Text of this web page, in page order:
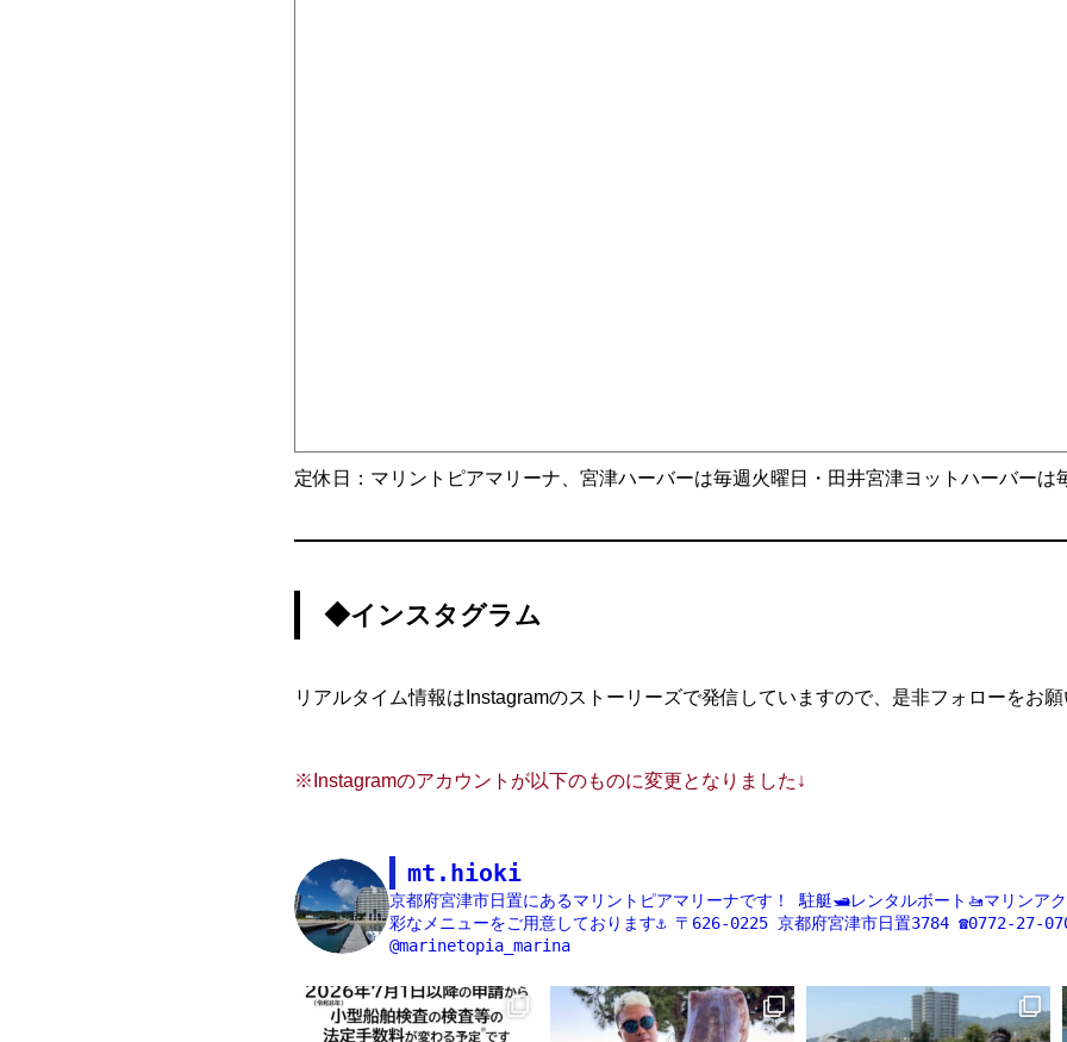
定休日：マリントピアマリーナ、宮津ハーバーは毎週火曜日・田井宮津ヨットハーバーは
◆インスタグラム
リアルタイム情報はInstagramのストーリーズで発信していますので、是非フォローをお願
※Instagramのアカウントが以下のものに変更となりました↓
mt.hioki
京都府宮津市日置にあるマリントピアマリーナです！
駐艇🛥レンタルボート🚤マリンア
彩なメニューをご用意しております⚓️〒626-0225 京都府宮津市日置3784 ☎️0772-27-
@marinetopia_marina